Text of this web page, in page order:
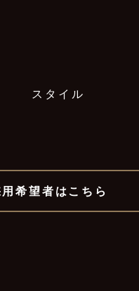
スタイル
希望者はこちら